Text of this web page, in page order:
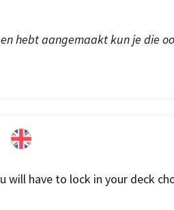
hebt aangemaakt kun je die
will have to lock in your deck